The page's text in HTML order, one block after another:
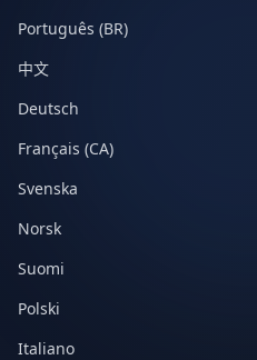
Português (BR)
中文
Deutsch
Français (CA)
Svenska
Norsk
Suomi
Polski
Italiano